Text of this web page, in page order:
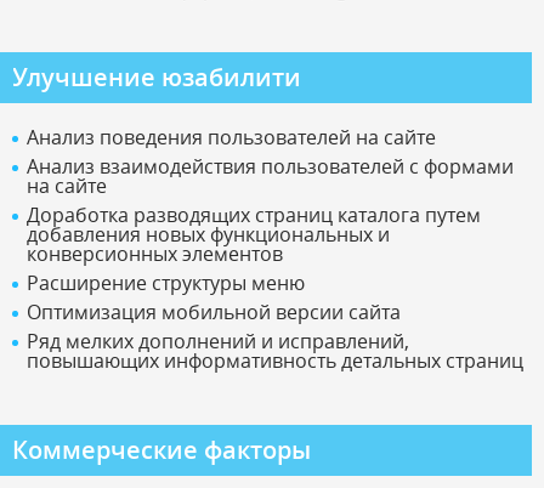
Улучшение юзабилити
Анализ поведения пользователей на сайте
Анализ взаимодействия пользователей с формами
на сайте
Доработка разводящих страниц каталога путем
добавления новых функциональных и
конверсионных элементов
Расширение структуры меню
Оптимизация мобильной версии сайта
Ряд мелких дополнений и исправлений,
повышающих информативность детальных страниц
Коммерческие факторы